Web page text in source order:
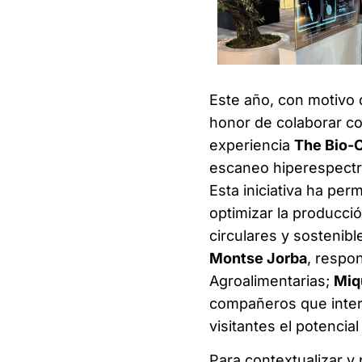
Este año, con motivo
honor de colaborar
experiencia The Bio-
escaneo
Esta iniciativa ha
optimizar la
circulares y
Montse Jorba,
Agroalimentarias;
compañeros que
visitantes el